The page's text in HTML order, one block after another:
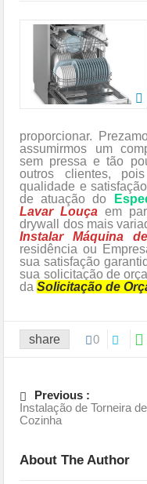
proporcionar.
assumirmos um
sem pressa e tão
outros clientes,
qualidade e
de atuação do
Lavar Louça em
drywall dos mais
Instalar Máquina
residência ou
sua satisfação
sua solicitação de
daSolicitação de
share 0
Previous :
Instalação de Torneira de
Cozinha
About The Author